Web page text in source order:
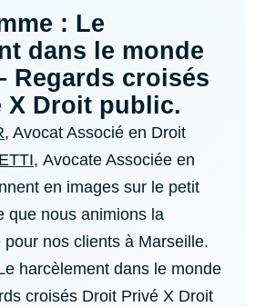
: Le
dans le monde
Regards croisés
X Droit public.
, Avocat Associé en Droit
, Avocate Associée en
en images sur le petit
que nous animions la
nos clients à Marseille.
harcèlement dans le monde
croisés Droit Privé X Droit